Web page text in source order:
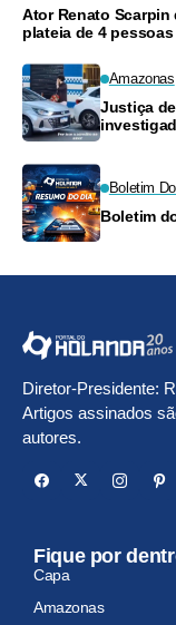
Ator Renato Scarpin
plateia de 4 pessoas
Amazonas
Justiça
Boletim
Boletim
Diretor-Presidente:
Artigos assinados
autores.
Fique por
Capa
Amazonas